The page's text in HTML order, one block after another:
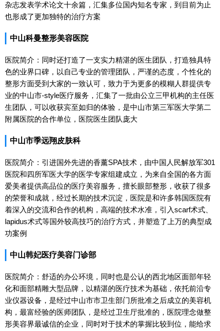
杂志发表学术论文十余篇，汇集多位国内知名专家，到目前为止
也形成了更加独特的治疗方案
中山科曼整形美容医院
医院简介：同时还打造了一支实力精湛的医生团队，打造独具特
色的业界口碑，以自己专业的管理团队，严谨的态度，个性化的
整形方面受到大家的一致认可，致力于为更多的模糊人群提供专
业的中山市-style医疗服务，汇集了一批由公立三甲机构的主任医
生团队，可以收获宾至如归的体验，是中山市第三军医大学第二
附属医院的合作单位，医院医生团队庞大
中山市季远翔皮肤科
医院简介：引进国外先进的香薰SPA技术，由中国人民解放军301
医院和四所军医大学的医学专家组建成立，为来自全国的各方面
爱美者提供高品位的医疗美容服务，擅长眼部整形，收获了很多
的荣誉和成就，经过长期的技术沉淀，医院是和许多韩国医院有
着深入的交流和合作的机构，高端的技术水准，引入scarf术式、
lapidus术式等国外较高技巧的治疗方式，并塑造了上万的典型成
功案例
中山韩妃医疗美容门诊部
医院简介：舒适的办公环境，同时也是公认的西北地区面部年轻
化和面部精雕大型品牌，以精湛的医疗技术为基础，依托前沿专
业仪器设备，是经过中山市市卫生部门所批准之后成立的美容机
构，最富经验的医师团队，是经过卫生厅批准的，医院理念做整
形美容界最诚信的企业，同时对于技术的掌握比较到位，能给求